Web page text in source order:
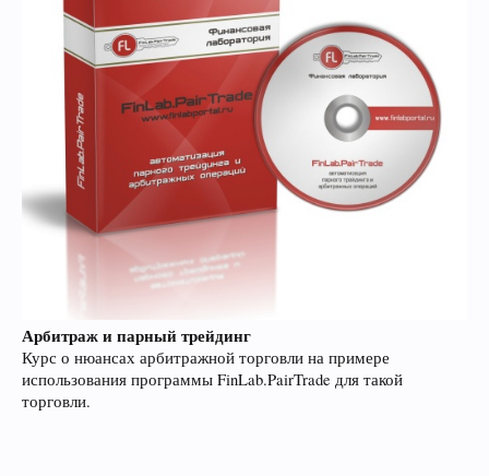
Арбитраж и парный трейдинг
Курс о нюансах арбитражной торговли на примере
использования программы FinLab.PairTrade для такой
торговли.